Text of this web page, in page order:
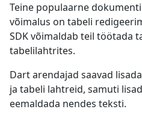
Teine populaarne
võimalus on tabeli
SDK võimaldab teil töötada
tabelilahtrites.
Dart arendajad saavad
ja tabeli lahtreid, samuti
eemaldada nendes teksti.